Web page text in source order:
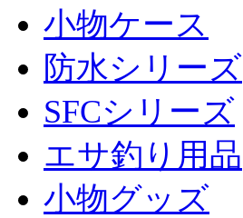
小物ケース
防水シリーズ
SFCシリーズ
エサ釣り用品
小物グッズ